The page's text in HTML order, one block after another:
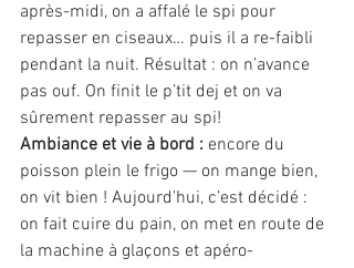
après-midi, on a affalé le spi pour
repasser en ciseaux… puis il a re-faibli
pendant la nuit. Résultat : on n’avance
pas ouf. On finit le p’tit dej et on va
sûrement repasser au spi!
Ambiance et vie à bord : encore du
poisson plein le frigo — on mange bien,
on vit bien ! Aujourd’hui, c’est décidé :
on fait cuire du pain, on met en route de
la machine à glaçons et apéro-